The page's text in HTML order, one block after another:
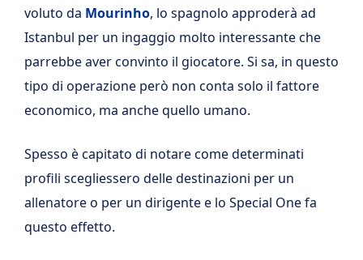
voluto da Mourinho, lo spagnolo approderà ad
Istanbul per un ingaggio molto interessante che
parrebbe aver convinto il giocatore. Si sa, in questo
tipo di operazione però non conta solo il fattore
economico, ma anche quello umano.
Spesso è capitato di notare come determinati
profili scegliessero delle destinazioni per un
allenatore o per un dirigente e lo Special One fa
questo effetto.